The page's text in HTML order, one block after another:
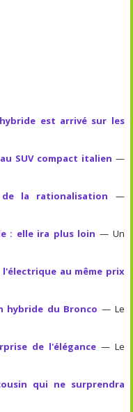
est arrivé sur les
SUV compact italien —
la rationalisation —
: elle ira plus loin — Un
l'électrique au même prix
hybride du Bronco — Le
de l'élégance— Le
qui ne surprendra